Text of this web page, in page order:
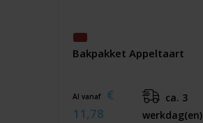
Bakpakket Appeltaart
Al vanaf
€
11,78
ca. 3
werkdag(en)